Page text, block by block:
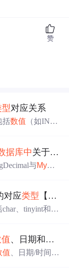
赞
型对应关系
括数值 （如INT
数据类型的对
数据库操作。
据库中关于小数的保存问题
与MySQ
适合编程学习
对应类型 【布尔
char、tinyint和bit
据 类型 与Java 数
设计指导。
、日期和时间、字符串
值 、日期/时间和